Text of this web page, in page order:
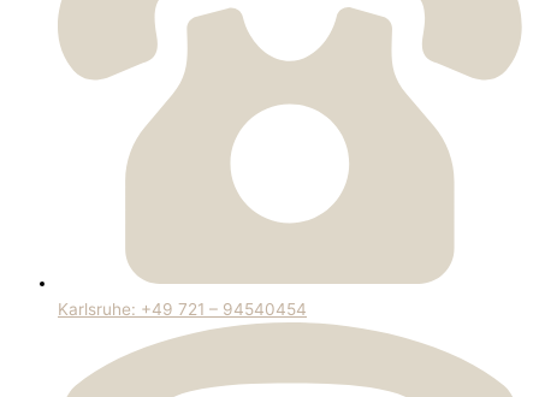
Karlsruhe: +49 721 – 94540454